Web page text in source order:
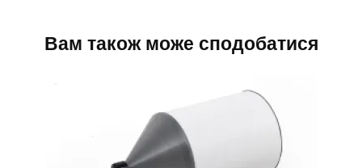
Вам також може сподобатися